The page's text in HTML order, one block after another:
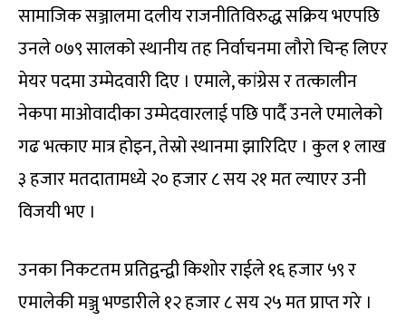
सामाजिक सञ्जालमा दलीय राजनीतिविरुद्ध सक्रिय भएपछि
उनले ०७९ सालको स्थानीय तह निर्वाचनमा लौरो चिन्ह लिएर
मेयर पदमा उम्मेदवारी दिए । एमाले, कांग्रेस र तत्कालीन
नेकपा माओवादीका उम्मेदवारलाई पछि पार्दै उनले एमालेको
गढ भत्काए मात्र होइन, तेस्रो स्थानमा झारिदिए । कुल १ लाख
३ हजार मतदातामध्ये २० हजार ८ सय २१ मत ल्याएर उनी
विजयी भए ।
उनका निकटतम प्रतिद्वन्द्वी किशोर राईले १६ हजार ५९ र
एमालेकी मञ्जु भण्डारीले १२ हजार ८ सय २५ मत प्राप्त गरे ।